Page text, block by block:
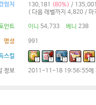
험치 130,181 (80%) / 135,001
( 다음 레벨까지 4,820 /
인트 이니 54,733 베니 238
명성 991
스킬 5 9 5 5 5
정보 2011-11-18 19:56:55에